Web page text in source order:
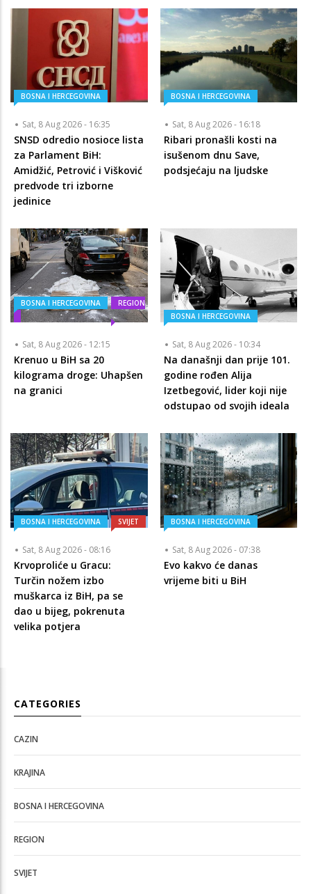
BOSNA I HERCEGOVINA
Sat, 8 Aug 2026 - 16:35
SNSD odredio nosioce lista
za Parlament BiH:
Amidžić, Petrović i Višković
predvode tri izborne
jedinice
BOSNA I HERCEGOVINA
Sat, 8 Aug 2026 - 16:18
Ribari pronašli kosti na
isušenom dnu Save,
podsjećaju na ljudske
BOSNA I HERCEGOVINA REGION
Sat, 8 Aug 2026 - 12:15
Krenuo u BiH sa 20
kilograma droge: Uhapšen
na granici
BOSNA I HERCEGOVINA
Sat, 8 Aug 2026 - 10:34
Na današnji dan prije 101.
godine rođen Alija
Izetbegović, lider koji nije
odstupao od svojih ideala
BOSNA I HERCEGOVINA SVIJET
Sat, 8 Aug 2026 - 08:16
Krvoproliće u Gracu:
Turčin nožem izbo
muškarca iz BiH, pa se
dao u bijeg, pokrenuta
velika potjera
BOSNA I HERCEGOVINA
Sat, 8 Aug 2026 - 07:38
Evo kakvo će danas
vrijeme biti u BiH
CATEGORIES
CAZIN
KRAJINA
BOSNA I HERCEGOVINA
REGION
SVIJET